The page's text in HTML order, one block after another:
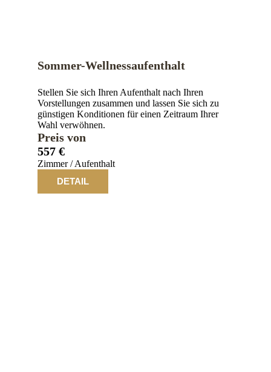
Sommer-Wellnessaufenthalt
Stellen Sie sich Ihren Aufenthalt nach Ihren
Vorstellungen zusammen und lassen Sie sich zu
günstigen Konditionen für einen Zeitraum Ihrer
Wahl verwöhnen.
Preis von
557 €
Zimmer / Aufenthalt
DETAIL